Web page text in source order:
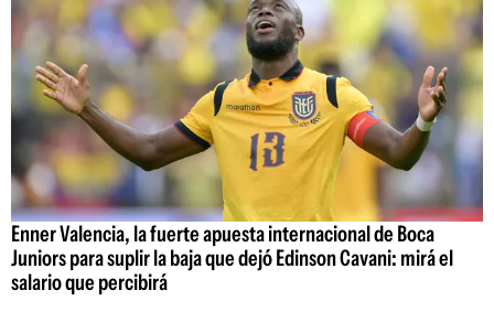
Enner Valencia, la fuerte apuesta internacional de Boca
Juniors para suplir la baja que dejó Edinson Cavani: mirá el
salario que percibirá